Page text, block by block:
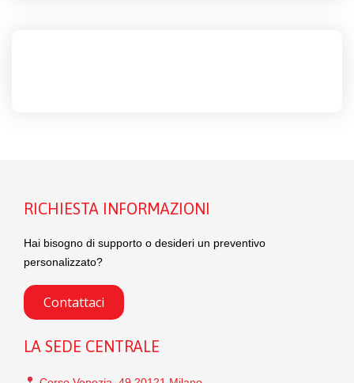
RICHIESTA INFORMAZIONI
Hai bisogno di supporto o desideri un preventivo
personalizzato?
Contattaci
LA SEDE CENTRALE